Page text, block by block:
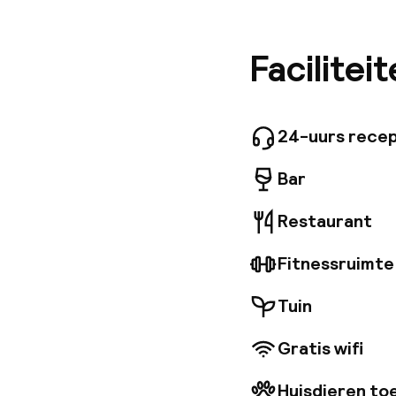
Grand
stellen.
Hotel
24-uurs
Bar
Restaurant
Tuin
Gratis wifi
Huisdieren